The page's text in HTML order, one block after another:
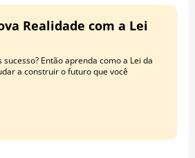
Realidade com a Lei
Então aprenda como a Lei da
a construir o futuro que você